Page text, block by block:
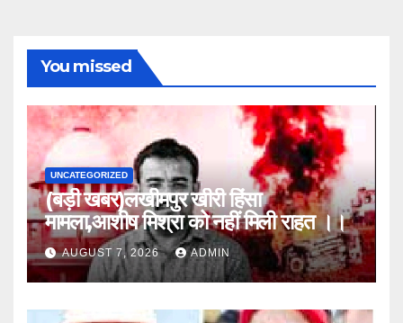
You missed
UNCATEGORIZED
(बड़ी खबर)लखीमपुर खीरी हिंसा
मामला,आशीष मिश्रा को नहीं मिली राहत ।।
AUGUST 7, 2026 ADMIN